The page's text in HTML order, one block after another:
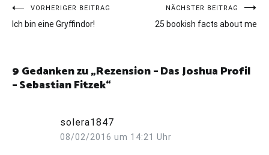
Beitragsnavigation
VORHERIGER BEITRAG
Ich bin eine Gryffindor!
NÄCHSTER BEITRAG
25 bookish facts about me
9 Gedanken zu „Rezension – Das Joshua Profil
– Sebastian Fitzek“
solera1847
08/02/2016 um 14:21 Uhr